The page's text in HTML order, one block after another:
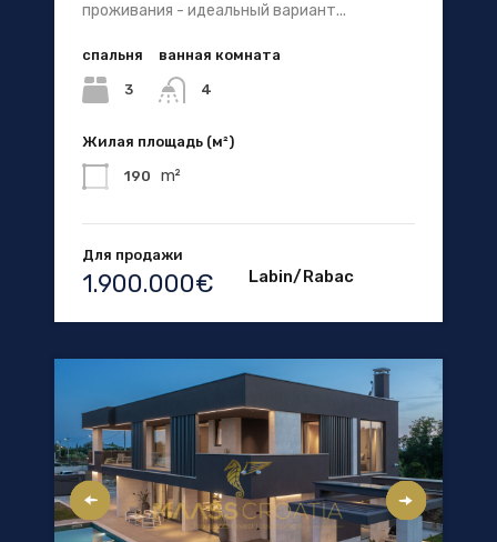
проживания - идеальный вариант...
спальня
3
ванная комната
4
Жилая площадь (м²)
190 m²
Для продажи
1.900.000€ Labin/Rabac